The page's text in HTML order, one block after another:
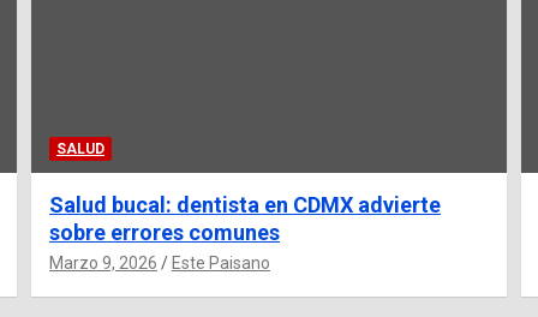
SALUD
Salud bucal: dentista en CDMX advierte
sobre errores comunes
Marzo 9, 2026 Este Paisano